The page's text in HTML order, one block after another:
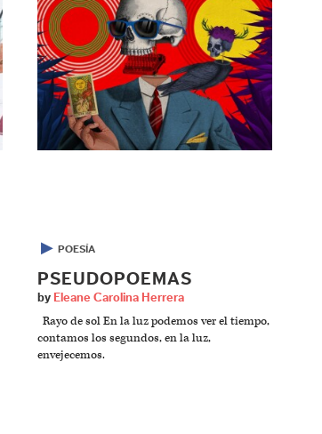
▶ POESÍA
PSEUDOPOEMAS
by Eleane Carolina Herrera
Rayo de sol En la luz podemos ver el tiempo,
contamos los segundos, en la luz,
envejecemos.